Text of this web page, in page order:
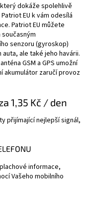
který dokáže spolehlivě
EU k vám odesílá
Patriot EU můžete
senzoru (gyroskop)
ale také jeho havárii.
GSM a GPS umožní
akumulátor zaručí provoz
1,35 Kč / den
přijímající nejlepší signál,
informace,
Vašeho mobilního